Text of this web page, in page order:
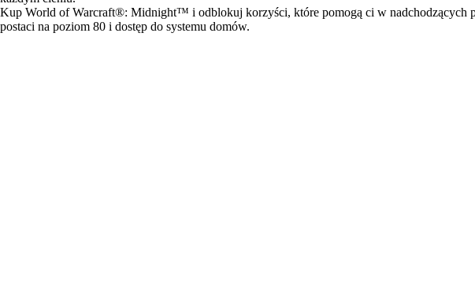
Kup World of Warcraft®: Midnight™ i odblokuj korzyści, które pomogą ci w nadchodzących
postaci na poziom 80 i dostęp do systemu domów.